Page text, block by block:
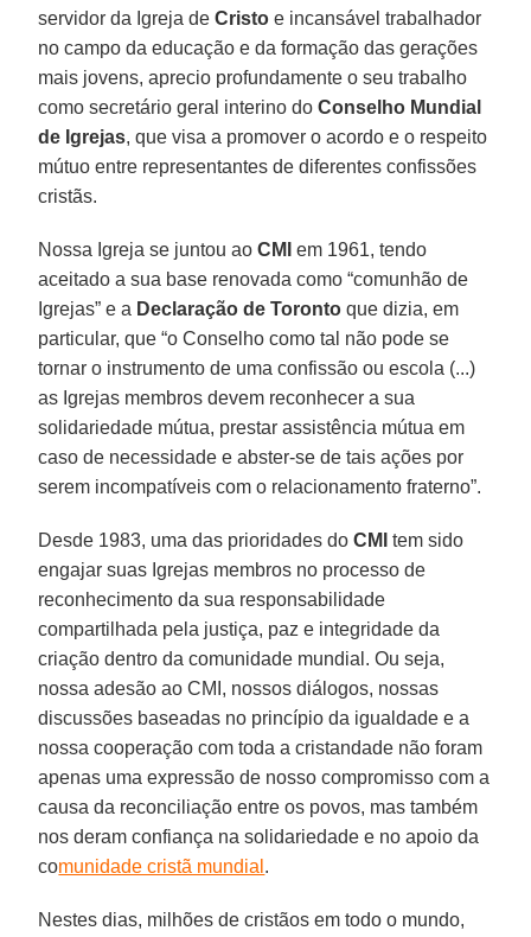
servidor da Igreja deCristo e incansável trabalhador
no campo da educação e da formação das gerações
mais jovens, aprecio profundamente o seu trabalho
como secretário geral interino doConselho Mundial
de Igrejas, que visa a promover o acordo e o respeito
mútuo entre representantes de diferentes confissões
cristãs.
Nossa Igreja se juntou aoCMI em 1961, tendo
aceitado a sua base renovada como “comunhão de
Igrejas” e a Declaração de Toronto que dizia, em
particular, que “o Conselho como tal não pode se
tornar o instrumento de uma confissão ou escola (...)
as Igrejas membros devem reconhecer a sua
solidariedade mútua, prestar assistência mútua em
caso de necessidade e abster-se de tais ações por
serem incompatíveis com o relacionamento fraterno”.
Desde 1983, uma das prioridades doCMI tem sido
engajar suas Igrejas membros no processo de
reconhecimento da sua responsabilidade
compartilhada pela justiça, paz e integridade da
criação dentro da comunidade mundial. Ou seja,
nossa adesão ao CMI, nossos diálogos, nossas
discussões baseadas no princípio da igualdade e a
nossa cooperação com toda a cristandade não foram
apenas uma expressão de nosso compromisso com a
causa da reconciliação entre os povos, mas também
nos deram confiança na solidariedade e no apoio da
comunidade cristã mundial .
Nestes dias, milhões de cristãos em todo o mundo,